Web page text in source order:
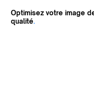
Optimisez votre image
qualité.